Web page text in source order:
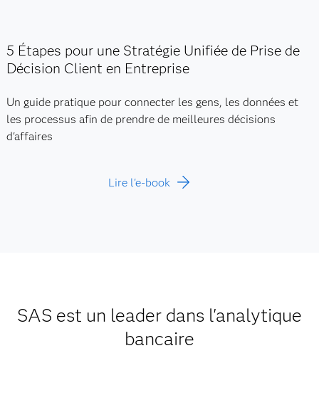
5 Étapes pour une Stratégie Unifiée de Prise de
Décision Client en Entreprise
Un guide pratique pour connecter les gens, les données et
les processus afin de prendre de meilleures décisions
d'affaires
Lire l'e-book
SAS est un leader dans l'analytique
bancaire